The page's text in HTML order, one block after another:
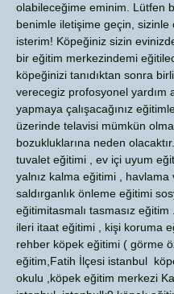
olabileceğime eminim. Lütfen
benimle iletişime geçin, sizinle
isterim! Köpeğiniz sizin
bir eğitim merkezindemi
köpeğinizi tanıdıktan sonra
verecegiz profosyonel yardım
yapmaya çalışacağınız
üzerinde telavisi mümkün
bozukluklarına neden
tuvalet eğitimi , ev içi uyum
yalnız kalma eğitimi , havlama
saldırganlık önleme eğitimi
eğitimitasmalı tasmasız
ileri itaat eğitimi , kişi koruma
rehber köpek eğitimi ( görme
eğitim,Fatih İlçesi istanbul
okulu ,köpek eğitim merkezi